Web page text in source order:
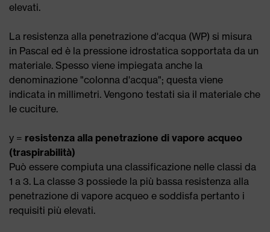
elevati.
La resistenza alla penetrazione d'acqua (WP) si misura
in Pascal ed è la pressione idrostatica sopportata da un
materiale. Spesso viene impiegata anche la
denominazione "colonna d'acqua"; questa viene
indicata in millimetri. Vengono testati sia il materiale che
le cuciture.
y = resistenza alla penetrazione di vapore acqueo
(traspirabilità)
Può essere compiuta una classificazione nelle classi da
1 a 3. La classe 3 possiede la più bassa resistenza alla
penetrazione di vapore acqueo e soddisfa pertanto i
requisiti più elevati.